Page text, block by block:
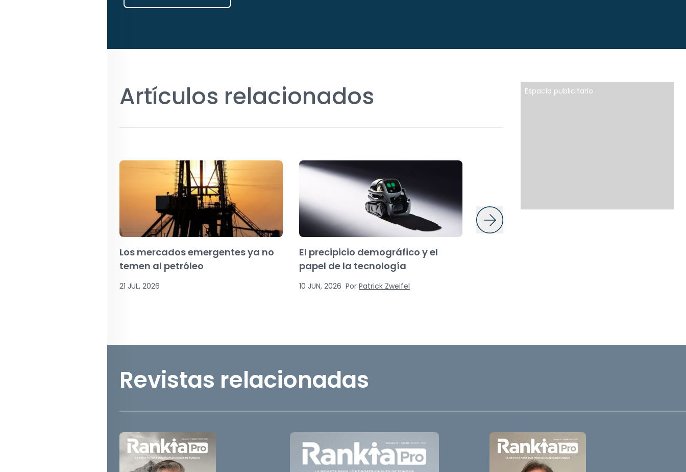
Artículos relacionados
Los mercados emergentes ya no
temen al petróleo
21 JUL, 2026
El precipicio demográfico y el
papel de la tecnología
10 JUN, 2026 Por Patrick Zweifel
Espacio publicitario
Revistas relacionadas